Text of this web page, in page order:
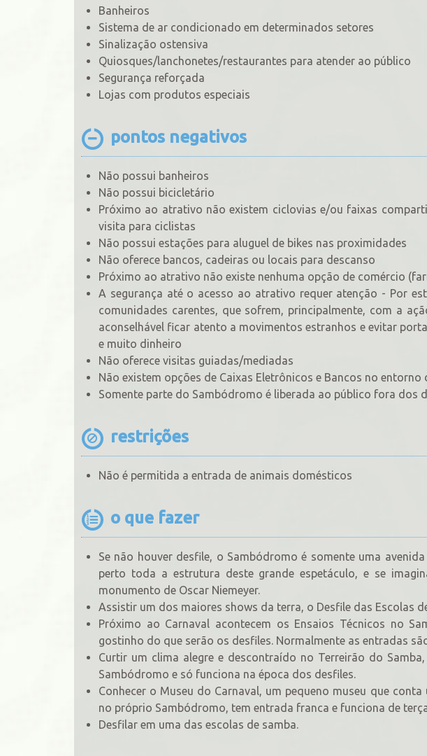
Banheiros
Sistema de ar condicionado em determinados setores
Sinalização ostensiva
Quiosques/lanchonetes/restaurantes para atender ao público
Segurança reforçada
Lojas com produtos especiais
pontos negativos
Não possui banheiros
Não possui bicicletário
Próximo ao atrativo não existem ciclovias e/ou faixas
visita para ciclistas
Não possui estações para aluguel de bikes nas proximidades
Não oferece bancos, cadeiras ou locais para descanso
Próximo ao atrativo não existe nenhuma opção de comércio
A segurança até o acesso ao atrativo requer atenção - Por
comunidades carentes, que sofrem, principalmente, com a
aconselhável ficar atento a movimentos estranhos e evitar
e muito dinheiro
Não oferece visitas guiadas/mediadas
Não existem opções de Caixas Eletrônicos e Bancos no
Somente parte do Sambódromo é liberada ao público fora dos
restrições
Não é permitida a entrada de animais domésticos
o que fazer
Se não houver desfile, o Sambódromo é somente uma
perto toda a estrutura deste grande espetáculo, e se
monumento de Oscar Niemeyer.
Assistir um dos maiores shows da terra, o Desfile das Escolas
Próximo ao Carnaval acontecem os Ensaios Técnicos no
gostinho do que serão os desfiles. Normalmente as entradas
Curtir um clima alegre e descontraído no Terreirão do
Sambódromo e só funciona na época dos desfiles.
Conhecer o Museu do Carnaval, um pequeno museu que
no próprio Sambódromo, tem entrada franca e funciona de
Desfilar em uma das escolas de samba.